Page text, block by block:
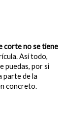
corte no se tiene
Así todo,
puedas, por si
parte de la
concreto.